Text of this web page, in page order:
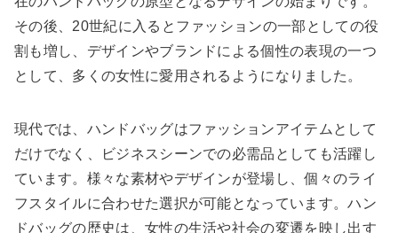
その後、20世紀に入るとファッションの一部としての役
割も増し、デザインやブランドによる個性の表現の一つ
として、多くの女性に愛用されるようになりました。
現代では、ハンドバッグはファッションアイテムとして
だけでなく、ビジネスシーンでの必需品としても活躍し
ています。様々な素材やデザインが登場し、個々のライ
フスタイルに合わせた選択が可能となっています。ハン
ドバッグの歴史は、女性の生活や社会の変遷を映し出す